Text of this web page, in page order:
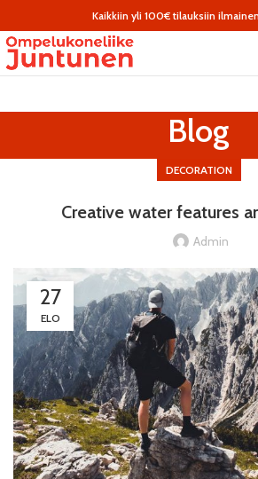
Kaikkiin yli 100€ tilauksiin
Blog
DECORATION
Creative water features
Admin
27
ELO